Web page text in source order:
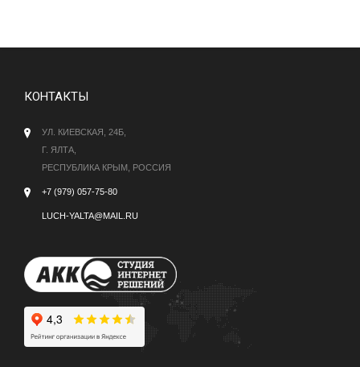
КОНТАКТЫ
УЛ. КИЕВСКАЯ, 24Б,
Г. ЯЛТА,
РЕСПУБЛИКА КРЫМ, РОССИЯ
+7 (979) 057-75-80
LUCH-YALTA@MAIL.RU